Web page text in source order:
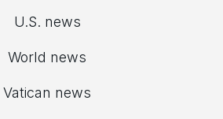
U.S. news
World news
Vatican news